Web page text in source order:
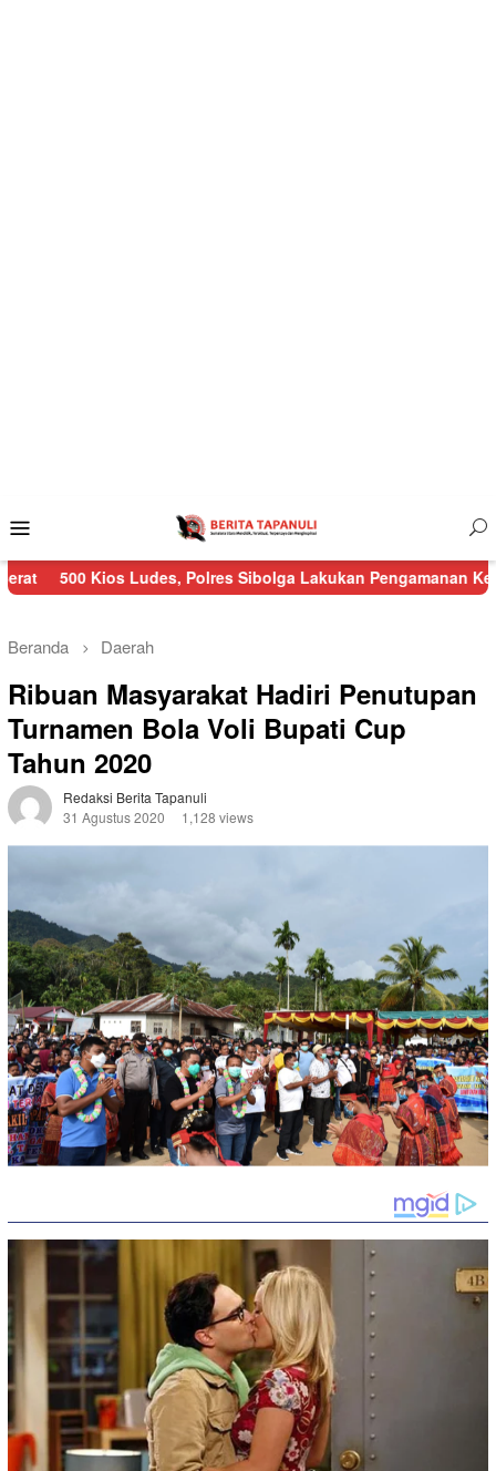
Mobile
Ludes, Polres Sibolga Lakukan Pengamanan Kebakaran Pasar
Beranda Daerah
Ribuan Masyarakat Hadiri Penutupan
Turnamen Bola Voli Bupati Cup
Tahun 2020
Redaksi Berita Tapanuli
31 Agustus 2020
1,128 views